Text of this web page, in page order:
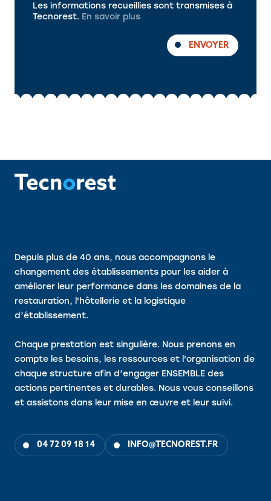
Les informations recueillies sont transmises à
Tecnorest. En savoir plus
ENVOYER
Depuis plus de 40 ans, nous accompagnons le
changement des établissements pour les aider à
améliorer leur performance dans les domaines de la
restauration, l'hôtellerie et la logistique
d’établissement.
Chaque prestation est singulière. Nous prenons en
compte les besoins, les ressources et l'organisation de
chaque structure afin d’engager ENSEMBLE des
actions pertinentes et durables. Nous vous conseillons
et assistons dans leur mise en œuvre et leur suivi.
04 72 09 18 14 INFO@TECNOREST.FR